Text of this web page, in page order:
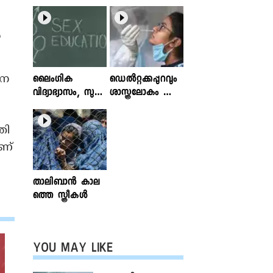
ലൈംഗിക
വിദ്യാഭ്യാസം, സുര
ക്ഷിതവും അ
ല്ലാത്തതുമായ സ്പ
ര്‍ശനങ്ങള്‍; ഇ
ന്‍ഫോക്ലിനിക്ക്
ലേഖനം
വായിക്കാം
ഡെൽറ്റക്കപ്പുറവും
ശാസ്ത്രലോകം ശ്ര
താലിബാന്‍ കാല
ത്തെ സ്ത്രീകള്‍
YOU MAY LIKE